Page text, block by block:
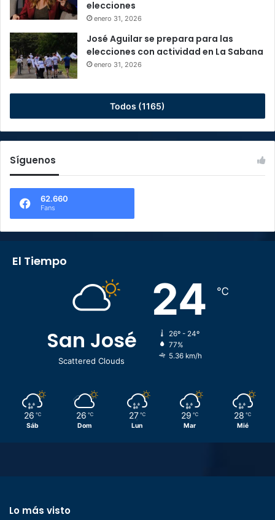
elecciones
enero 31, 2026
José Aguilar se prepara para las
elecciones con actividad en La Sabana
enero 31, 2026
Todos (1165)
Síguenos
62.660
Fans
El Tiempo
San José
Scattered Clouds
24 ℃
26º - 24º
77%
5.36 km/h
26 ℃
Sáb
26 ℃
Dom
27 ℃
Lun
29 ℃
Mar
28 ℃
Mié
Lo más visto